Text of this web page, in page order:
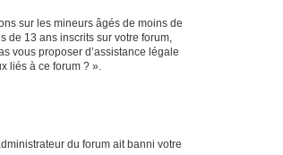
sur les mineurs âgés de moins de
de 13 ans inscrits sur votre forum,
vous proposer d’assistance légale
liés à ce forum ? ».
du forum ait banni votre